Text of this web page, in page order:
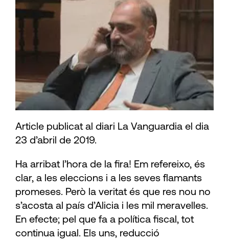
Article publicat al diari La Vanguardia el dia
23 d’abril de 2019.
Ha arribat l’hora de la fira! Em refe­reixo, és
clar, a les eleccions i a les seves flamants
promeses. Però la veritat és que res nou no
s’acosta al país d’Alicia i les mil meravelles.
En efecte; pel que fa a política fiscal, tot
continua igual. Els uns, reducció